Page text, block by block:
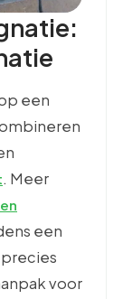
een
. Meer
een
voor